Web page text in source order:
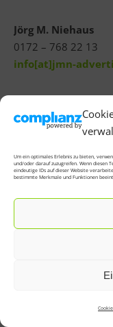
Um ein optimales Erlebnis zu bieten,
und/oder darauf zuzugreifen. Wenn diesen
eindeutige IDs auf dieser Website
bestimmte Merkmale und Funktionen
Jörg M. Niehaus
0172 – 768 22 13
info[at]jmn-
KONTAKT AGB